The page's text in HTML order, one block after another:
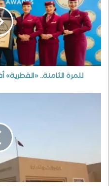
للمرة الثامنة..